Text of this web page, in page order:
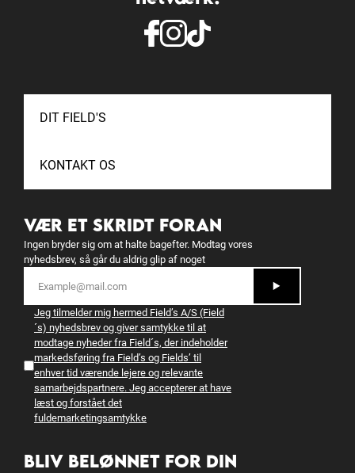
DIT FIELD'S
KONTAKT OS
VÆR ET SKRIDT FORAN
Ingen bryder sig om at halte bagefter. Modtag vores
nyhedsbrev, så går du aldrig glip af noget
Jeg tilmelder mig hermed Field’s A/S (Field
´s) nyhedsbrev og giver samtykke til at
modtage nyheder fra Field´s, der indeholder
markedsføring fra Field’s og Fields’ til
enhver tid værende lejere og relevante
samarbejdspartnere. Jeg accepterer at have
læst og forstået det
fuldemarketingsamtykke
BLIV BELØNNET FOR DIN